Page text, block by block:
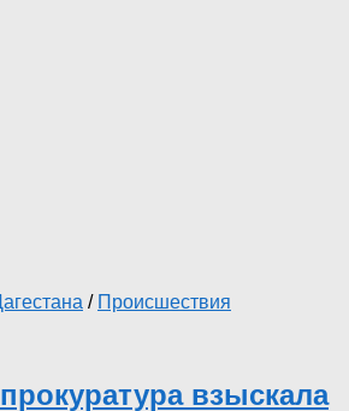
/ Происшествия
взыскала